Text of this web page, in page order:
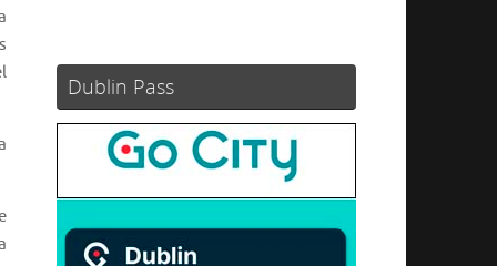
Dublin Pass